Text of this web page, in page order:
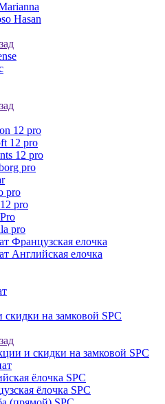
Hasan
12 pro
12 pro
12 pro
pro
pro
pro
pro
Французская елочка
Английская елочка
скидки на замковой SPC
и скидки на замковой SPC
ёлочка SPC
ёлочка SPC